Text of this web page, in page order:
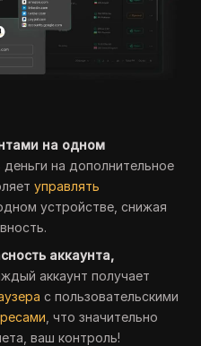
на одном
деньги на дополнительное
управлять
устройстве, снижая
аккаунта,
аккаунт получает
с пользовательскими
, что значительно
ваш контроль!